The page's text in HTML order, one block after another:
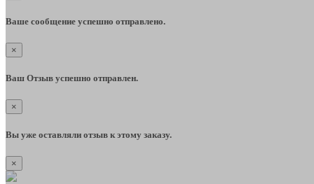
Ваше сообщение успешно отправлено.
×
Ваш Отзыв успешно отправлен.
×
Вы уже оставляли отзыв к этому заказу.
×